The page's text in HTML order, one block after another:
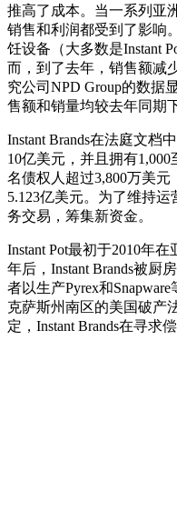
推高了成本。当一系列亚
销售和利润都受到了影响
饪设备（大多数是Instant
而，到了去年，销售额减
究公司NPD Group的数据
售额和销量均较去年同期
Instant Brands在法庭文档
10亿美元，并且拥有
名债权人超过3,800万美
5.123亿美元。为了维持
务交易，筹集新资金。
Instant Pot最初于2010年
年后，Instant Brands被厨
者以生产Pyrex和
克萨斯州南区的美国破产
定，Instant Brands在寻求